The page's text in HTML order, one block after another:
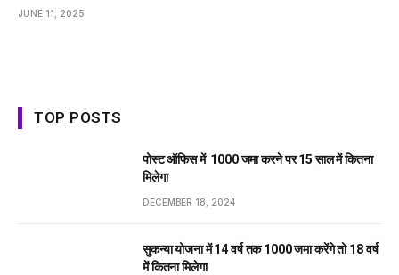
JUNE 11, 2025
TOP POSTS
पोस्ट ऑफिस में ₹ 1000 जमा करने पर 15 साल में कितना
मिलेगा
DECEMBER 18, 2024
सुकन्या योजना में 14 वर्ष तक ₹1000 जमा करेंगे तो 18 वर्ष
में कितना मिलेगा